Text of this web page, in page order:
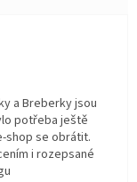
a Breberky jsou
potřeba ještě
shop se obrátit.
i rozepsané